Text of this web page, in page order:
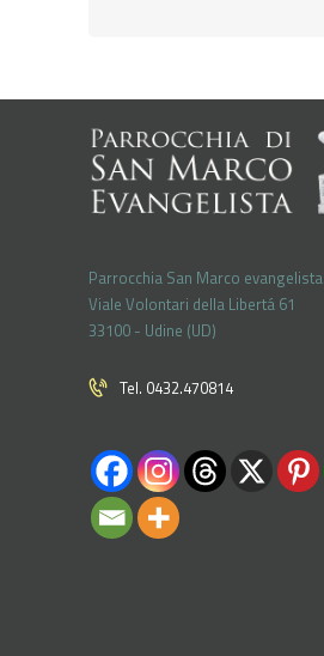
Parrocchia San Marco evangelista
Viale Volontari della Libertá 61
33100 - Udine (UD)
Tel. 0432.470814